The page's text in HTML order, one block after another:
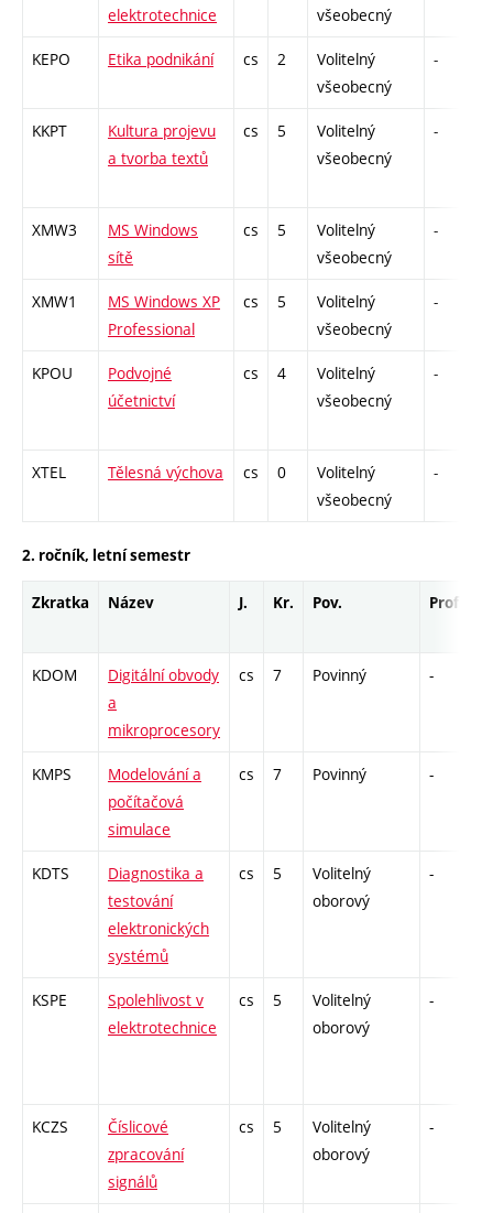
elektrotechnice
všeobecný
KEPO Etika podnikání cs 2
Volitelný
všeobecný
-
KKPT
Kultura projevu
a tvorba textů
cs 5
Volitelný
všeobecný
-
XMW3
MS Windows
sítě
cs 5
Volitelný
všeobecný
-
XMW1
MS Windows XP
Professional
cs 5
Volitelný
všeobecný
-
KPOU
Podvojné
účetnictví
cs 4
Volitelný
všeobecný
-
XTEL Tělesná výchova cs 0
Volitelný
všeobecný
-
2. ročník, letní semestr
Zkratka Název J. Kr. Pov. Prof.
KDOM
Digitální obvody
a
mikroprocesory
cs 7 Povinný -
KMPS
Modelování a
počítačová
simulace
cs 7 Povinný -
KDTS
Diagnostika a
testování
elektronických
systémů
cs 5
Volitelný
oborový
-
KSPE
Spolehlivost v
elektrotechnice
cs 5
Volitelný
oborový
-
KCZS
Číslicové
zpracování
signálů
cs 5
Volitelný
oborový
-